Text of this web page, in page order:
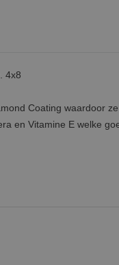
4x8
Coating waardoor
en Vitamine E welke